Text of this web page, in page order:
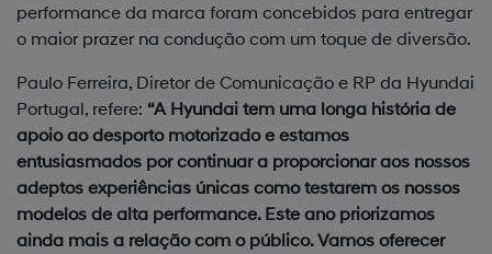
performance da marca foram concebidos para entregar
o maior prazer na condução com um toque de diversão.
Paulo Ferreira, Diretor de Comunicação e RP da Hyundai
Portugal, refere: “A Hyundai tem uma longa história de
apoio ao desporto motorizado e estamos
entusiasmados por continuar a proporcionar aos nossos
adeptos experiências únicas como testarem os nossos
modelos de alta performance. Este ano priorizamos
ainda mais a relação com o público. Vamos oferecer